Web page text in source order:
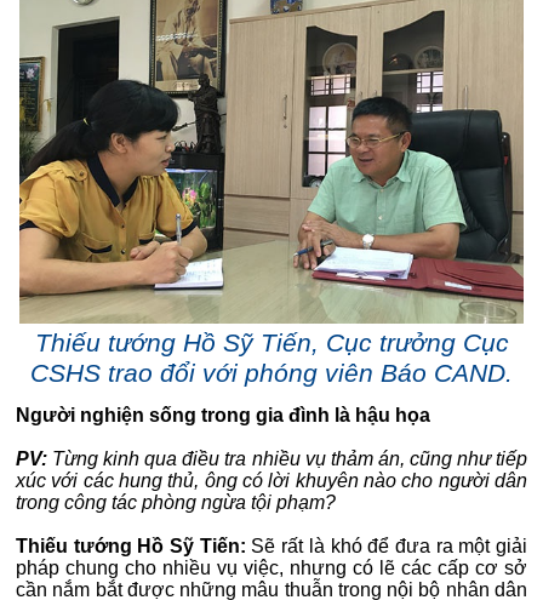
Thiếu tướng Hồ Sỹ Tiến, Cục trưởng Cục
CSHS trao đổi với phóng viên Báo CAND.
Người nghiện sống trong gia đình là hậu họa
PV: Từng kinh qua điều tra nhiều vụ thảm án, cũng như tiếp
xúc với các hung thủ, ông có lời khuyên nào cho người dân
trong công tác phòng ngừa tội phạm?
Thiếu tướng Hồ Sỹ Tiến: Sẽ rất là khó để đưa ra một giải
pháp chung cho nhiều vụ việc, nhưng có lẽ các cấp cơ sở
cần nắm bắt được những mâu thuẫn trong nội bộ nhân dân